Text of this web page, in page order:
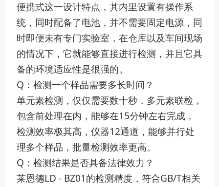
便携式这一设计特点，其内里设置有操作系
统，同时配备了电池，并不需要固定电源，同
时即便未有专门实验室，在仓库以及车间现场
的情况下，它就能够直接进行检测，并且它具
备的环境适应性是很强的。
Q：检测一个样品需要多长时间？
单元素检测，仅仅需要数十秒，多元素联检，
包含前处理在内，能够在15分钟左右完成，
检测效率极其高，仪器12通道，能够并行处
理多个样品，批量检测效率更高。
Q：检测结果是否具备法律效力？
莱恩德LD - BZ01的检测精度，符合GB/T相关